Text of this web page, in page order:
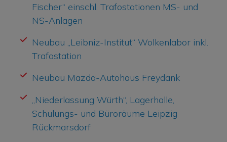
Fischer“ einschl. Trafostationen MS- und
NS-Anlagen
Neubau „Leibniz-Institut“ Wolkenlabor inkl.
Trafostation
Neubau Mazda-Autohaus Freydank
„Niederlassung Würth“, Lagerhalle,
Schulungs- und Büroräume Leipzig
Rückmarsdorf